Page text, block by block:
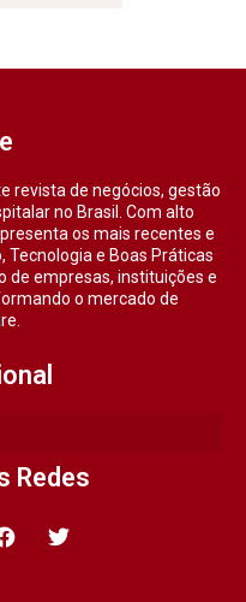
revista de negócios, gestão
no Brasil. Com alto
os mais recentes e
e Boas Práticas
de empresas, instituições e
o mercado de
Redes